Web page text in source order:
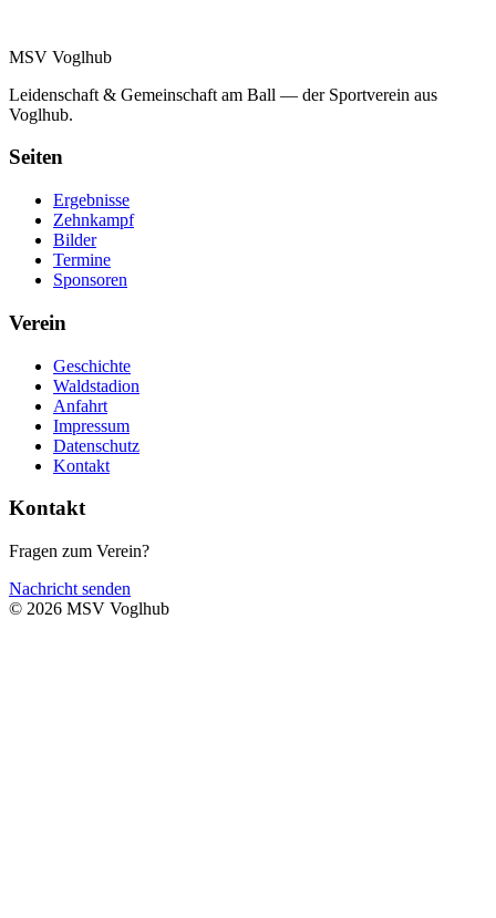
MSV Voglhub
Leidenschaft & Gemeinschaft am Ball — der Sportverein aus
Voglhub.
Seiten
Ergebnisse
Zehnkampf
Bilder
Termine
Sponsoren
Verein
Geschichte
Waldstadion
Anfahrt
Impressum
Datenschutz
Kontakt
Kontakt
Fragen zum Verein?
Nachricht senden
© 2026 MSV Voglhub